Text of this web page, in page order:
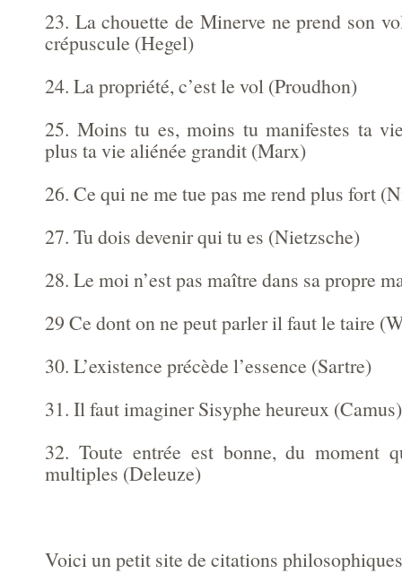
23. La chouette de Minerve ne prend son
crépuscule (Hegel)
24. La propriété, c’est le vol (Proudhon)
25. Moins tu es, moins tu manifestes ta
plus ta vie aliénée grandit (Marx)
26. Ce qui ne me tue pas me rend plus fort
27. Tu dois devenir qui tu es (Nietzsche)
28. Le moi n’est pas maître dans sa propre
29 Ce dont on ne peut parler il faut le taire
30. L’existence précède l’essence (Sartre)
31. Il faut imaginer Sisyphe heureux (Camus)
32. Toute entrée est bonne, du moment
multiples (Deleuze)
Voici un petit site de citations